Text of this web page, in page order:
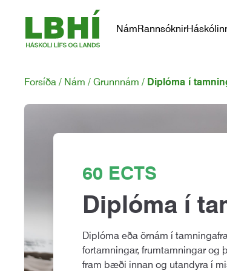
NámRannsóknir
Forsíða Nám Grunnnám Diplóma í
60 ECTS
Diplóma í
Diplóma eða örnám í
fortamningar, frumtamningar og
fram bæði innan og utandyra í